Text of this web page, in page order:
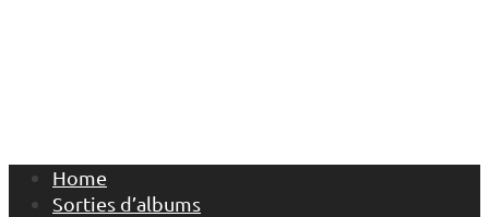
Home
Sorties d’albums